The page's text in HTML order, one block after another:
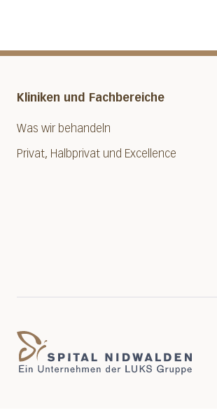
Kliniken und Fachbereiche
Was wir behandeln
Privat, Halbprivat und Excellence